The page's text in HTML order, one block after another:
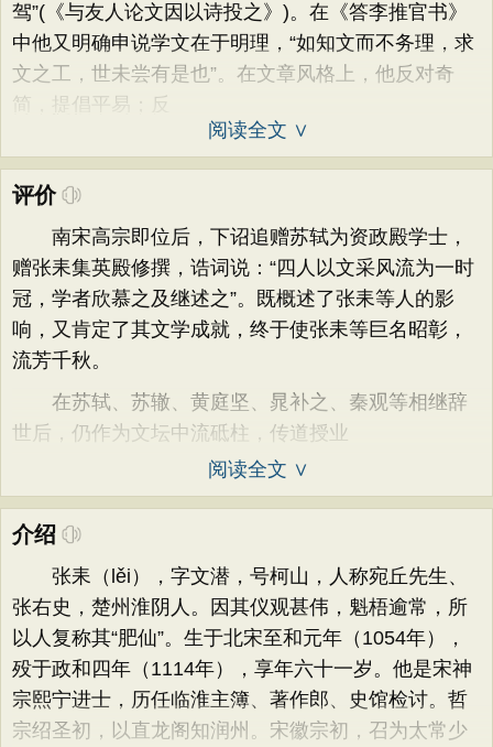
驾”(《与友人论文因以诗投之》)。在《答李推官书》
中他又明确申说学文在于明理，“如知文而不务理，求
文之工，世未尝有是也”。在文章风格上，他反对奇
简，提倡平易；反
阅读全文 ∨
评价
南宋高宗即位后，下诏追赠苏轼为资政殿学士，
赠张耒集英殿修撰，诰词说：“四人以文采风流为一时
冠，学者欣慕之及继述之”。既概述了张耒等人的影
响，又肯定了其文学成就，终于使张耒等巨名昭彰，
流芳千秋。
在苏轼、苏辙、黄庭坚、晁补之、秦观等相继辞
世后，仍作为文坛中流砥柱，传道授业
阅读全文 ∨
介绍
张耒（lěi），字文潜，号柯山，人称宛丘先生、
张右史，楚州淮阴人。因其仪观甚伟，魁梧逾常，所
以人复称其“肥仙”。生于北宋至和元年（1054年），
殁于政和四年（1114年），享年六十一岁。他是宋神
宗熙宁进士，历任临淮主簿、著作郎、史馆检讨。哲
宗绍圣初，以直龙阁知润州。宋徽宗初，召为太常少